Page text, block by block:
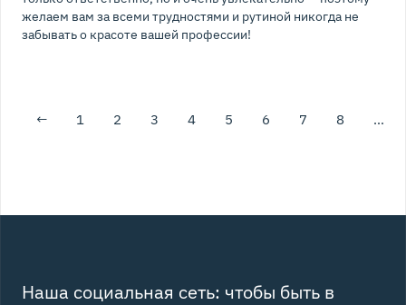
желаем вам за всеми трудностями и рутиной никогда не
забывать о красоте вашей профессии!
← 1 2 3 4 5 6 7 8 …
Наша социальная сеть: чтобы быть в